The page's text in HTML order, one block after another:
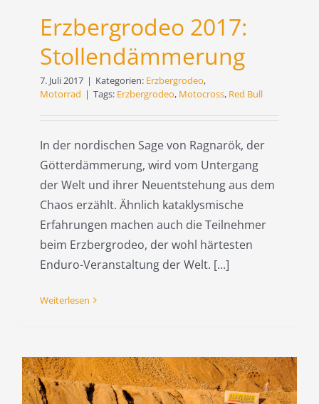
Erzbergrodeo 2017:
Stollendämmerung
7. Juli 2017 | Kategorien: Erzbergrodeo,
Motorrad | Tags: Erzbergrodeo, Motocross, Red Bull
In der nordischen Sage von Ragnarök, der
Götterdämmerung, wird vom Untergang
der Welt und ihrer Neuentstehung aus dem
Chaos erzählt. Ähnlich kataklysmische
Erfahrungen machen auch die Teilnehmer
beim Erzbergrodeo, der wohl härtesten
Enduro-Veranstaltung der Welt. [...]
Weiterlesen